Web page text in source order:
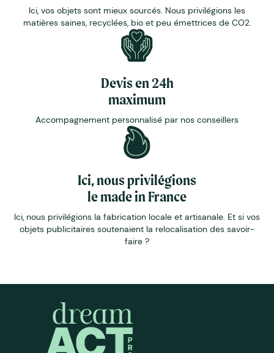
Ici, vos objets sont mieux sourcés. Nous privilégions les
matières saines, recyclées, bio et peu émettrices de CO2.
Devis en 24h
maximum
Accompagnement personnalisé par nos conseillers
Ici, nous privilégions
le made in France
Ici, nous privilégions la fabrication locale et artisanale. Et si vos
objets publicitaires soutenaient la relocalisation des savoir-
faire ?